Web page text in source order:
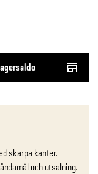
skarpa kanter.
och utsalning.